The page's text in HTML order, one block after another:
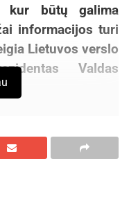
kur būtų galima
informacijos turi
Lietuvos verslo
Valdas
fondų
su praktikomis.
informuojanti apie